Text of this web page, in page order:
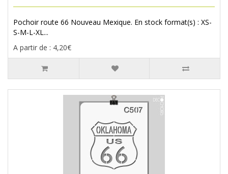
Pochoir route 66 Nouveau Mexique. En stock format(s) : XS-
S-M-L-XL...
A partir de : 4,20€